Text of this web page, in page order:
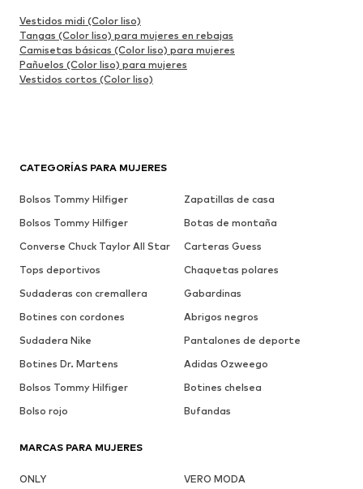
CATEGORÍAS PARA MUJERES
Bolsos Tommy Hilfiger
Zapatillas de casa
Bolsos Tommy Hilfiger
Botas de montaña
Converse Chuck Taylor All Star
Carteras Guess
Tops deportivos
Chaquetas polares
Sudaderas con cremallera
Gabardinas
Botines con cordones
Abrigos negros
Sudadera Nike
Pantalones de deporte
Botines Dr. Martens
Adidas Ozweego
Bolsos Tommy Hilfiger
Botines chelsea
Bolso rojo
Bufandas
MARCAS PARA MUJERES
ONLY
VERO MODA
Vestidos midi (Color liso)
Tangas (Color liso) para mujeres en rebajas
Camisetas básicas (Color liso) para mujeres
Pañuelos (Color liso) para mujeres
Vestidos cortos (Color liso)